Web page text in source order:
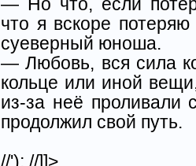
что я вскоре
суеверный юноша.
— Любовь, вся сила
кольце или иной
из-за неё
продолжил свой путь.
//'); //]]>